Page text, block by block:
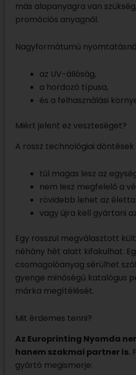
más alapanyagra van
promóciós anyagnál.
Nagyformátumú
az UV-állóság,
a hordozó típusa,
és a felhasználási
Miért jelent ez veszteséget?
A rossz technológiai
túl magas lesz az
nem lesz megfelelő a
rövidebb lehet az
vagy újra kell gyártani
Egy rosszul megválasztott
néhány hét alatt kifakulhat.
csomagolóanyag sérülhet
gyenge minőségű katalógus
márka megítélését.
Mit érdemes tenni?
Az Europrinting Nyomda
hanem szakmai partner is.
gyártó megismerje: